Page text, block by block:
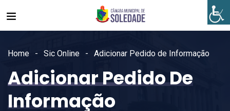
Home Sic Online Adicionar Pedido de Informação
Adicionar Pedido De
Informação